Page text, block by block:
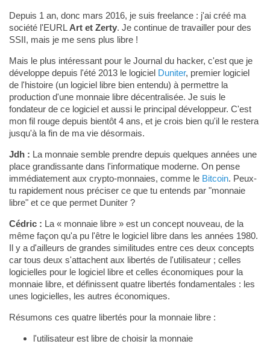
Depuis 1 an, donc mars 2016, je suis freelance : j'ai créé ma
société l'EURL Art et Zerty. Je continue de travailler pour des
SSII, mais je me sens plus libre !
Mais le plus intéressant pour le Journal du hacker, c'est que je
développe depuis l'été 2013 le logiciel Duniter, premier logiciel
de l'histoire (un logiciel libre bien entendu) à permettre la
production d'une monnaie libre décentralisée. Je suis le
fondateur de ce logiciel et aussi le principal développeur. C'est
mon fil rouge depuis bientôt 4 ans, et je crois bien qu'il le restera
jusqu'à la fin de ma vie désormais.
Jdh : La monnaie semble prendre depuis quelques années une
place grandissante dans l'informatique moderne. On pense
immédiatement aux crypto-monnaies, comme le Bitcoin. Peux-
tu rapidement nous préciser ce que tu entends par "monnaie
libre" et ce que permet Duniter ?
Cédric : La « monnaie libre » est un concept nouveau, de la
même façon qu'a pu l'être le logiciel libre dans les années 1980.
Il y a d'ailleurs de grandes similitudes entre ces deux concepts
car tous deux s'attachent aux libertés de l'utilisateur ; celles
logicielles pour le logiciel libre et celles économiques pour la
monnaie libre, et définissent quatre libertés fondamentales : les
unes logicielles, les autres économiques.
Résumons ces quatre libertés pour la monnaie libre :
l'utilisateur est libre de choisir la monnaie